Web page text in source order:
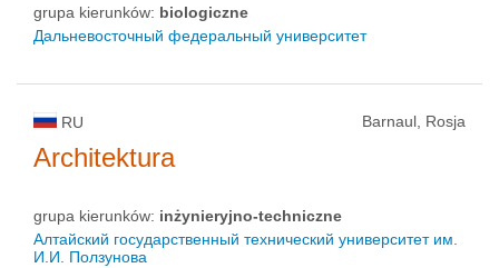
grupa kierunków: biologiczne
Дальневосточный федеральный университет
RU Barnaul, Rosja
Architektura
grupa kierunków: inżynieryjno-techniczne
Алтайский государственный технический университет им.
И.И. Ползунова